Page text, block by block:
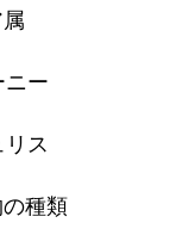
ニー
ス
種類